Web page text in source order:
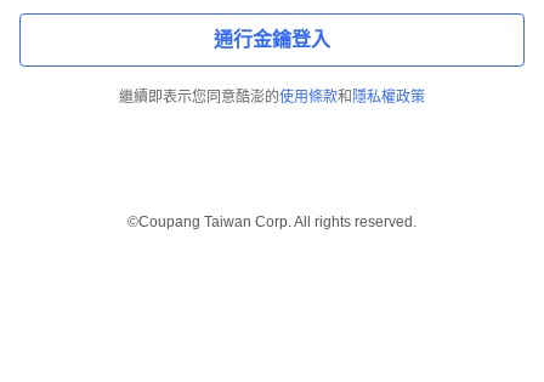
通行金鑰登入
繼續即表示您同意酷澎的使用條款和 隱私權政策
©Coupang Taiwan Corp. All rights reserved.